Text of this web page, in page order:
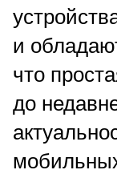
и
что
до